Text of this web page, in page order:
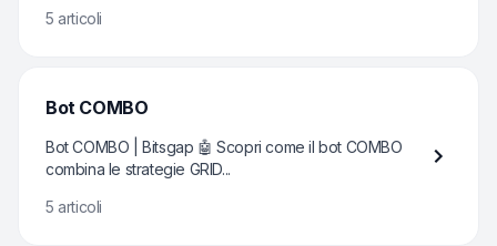
5 articoli
Bot COMBO
Bot COMBO | Bitsgap 🤖 Scopri come il bot COMBO
combina le strategie GRID...
5 articoli